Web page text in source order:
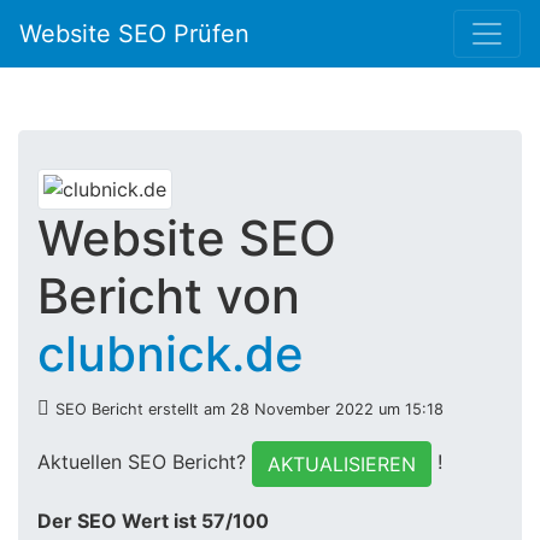
Website SEO Prüfen
Website SEO
Bericht von
clubnick.de
SEO Bericht erstellt am 28 November 2022 um 15:18
Aktuellen SEO Bericht? AKTUALISIEREN !
Der SEO Wert ist 57/100